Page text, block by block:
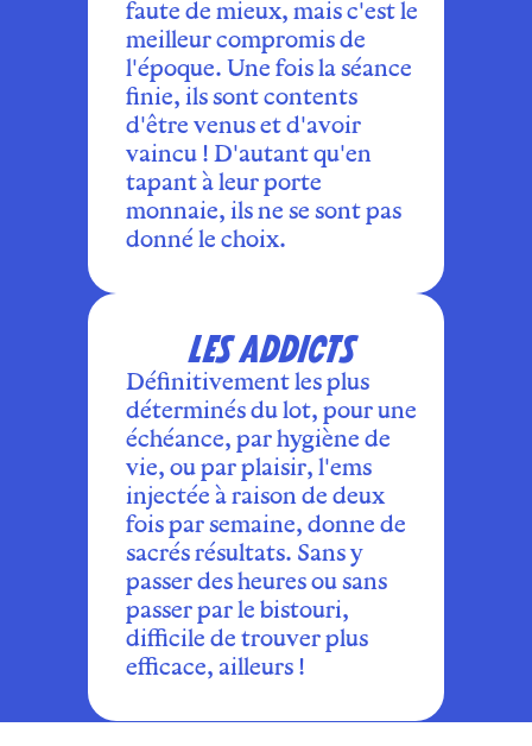
faute de mieux, mais c'est le
meilleur compromis de
l'époque. Une fois la séance
finie, ils sont contents
d'être venus et d'avoir
vaincu ! D'autant qu'en
tapant à leur porte
monnaie, ils ne se sont pas
donné le choix.
LES ADDICTS
Définitivement les plus
déterminés du lot, pour une
échéance, par hygiène de
vie, ou par plaisir, l'ems
injectée à raison de deux
fois par semaine, donne de
sacrés résultats. Sans y
passer des heures ou sans
passer par le bistouri,
difficile de trouver plus
efficace, ailleurs !